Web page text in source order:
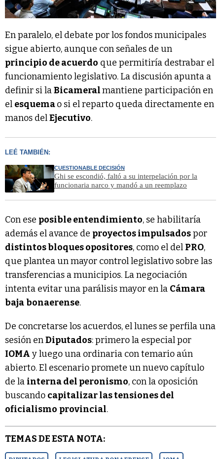
En paralelo, el debate por los fondos municipales
sigue abierto, aunque con señales de un
principio de acuerdo que permitiría destrabar el
funcionamiento legislativo. La discusión apunta a
definir si laBicameralmantiene participación en
el esquemao si el reparto queda directamente en
manos delEjecutivo.
LEÉ TAMBIÉN:
CUESTIONABLE DECISIÓN
Ghi se escondió, faltó a su interpelación por la
funcionaria narco y mandó a un reemplazo
Con ese posible entendimiento, se habilitaría
además el avance de proyectos impulsadospor
distintos bloques opositores, como el del PRO,
que plantea un mayor control legislativo sobre las
transferencias a municipios. La negociación
intenta evitar una parálisis mayor en la Cámara
bajabonaerense.
De concretarse los acuerdos, el lunes se perfila una
sesión enDiputados: primero la especial por
IOMA y luego una ordinaria con temario aún
abierto. El escenario promete un nuevo capítulo
de la interna del peronismo, con la oposición
buscando capitalizar las tensiones del
oficialismo provincial.
TEMAS DE ESTA NOTA: